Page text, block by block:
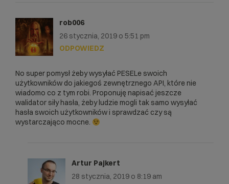
}
// Ustalanie faktycznego miesiąca i
stulecia
if (substr($miesiac,0,1)=='0' ||
substr($miesiac,0,1)=='1') $stulecie =
1900;
if (substr($miesiac,0,1)=='8' ||
substr($miesiac,0,1)=='9') $stulecie =
1800;
if (substr($miesiac,0,1)=='5' ||
substr($miesiac,0,1)=='4') $stulecie =
2100;
rob006
26 stycznia, 2019 o 5:51 pm
No super pomysł żeby wysyłać PESELe swoich
użytkowników do jakiegoś zewnętrznego API, które nie
wiadomo co z tym robi. Proponuję napisać jeszcze
walidator siły hasła, żeby ludzie mogli tak samo wysyłać
hasła swoich użytkowników i sprawdzać czy są
wystarczająco mocne.
ODPOWIEDZ
Artur Pajkert
28 stycznia, 2019 o 8:19 am